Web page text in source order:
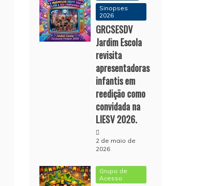
Sinopses
2026
GRCSESDV
Jardim Escola
revisita
apresentadoras
infantis em
reedição como
convidada na
LIESV 2026.
2 de maio de
2026
Grupo de
Acesso